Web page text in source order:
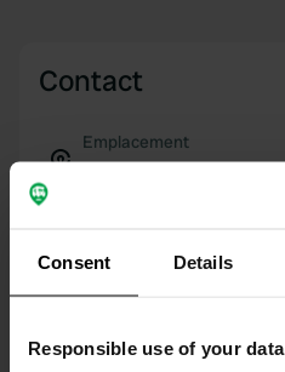
Consent Details
Responsible use of your data
Contact
Emplacement
42° 24' 40" N 2° 37' 1" E
42.41116 2.61706
Code du site